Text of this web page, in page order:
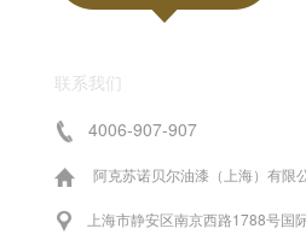
联系我们
4006-907-907
阿克苏诺贝尔油漆（上海）有限
上海市静安区南京西路1788号国